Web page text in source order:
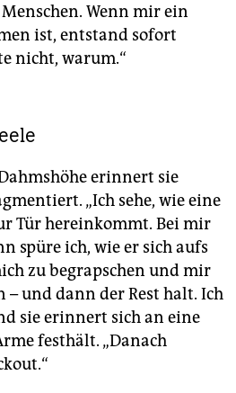
Wenn mir ein
ist, entstand sofort
nicht, warum.“
erinnert sie
„Ich sehe, wie eine
Tür hereinkommt. Bei mir
spüre ich, wie er sich aufs
zu begrapschen und mir
– und dann der Rest halt. Ich
sie erinnert sich an eine
festhält. „Danach